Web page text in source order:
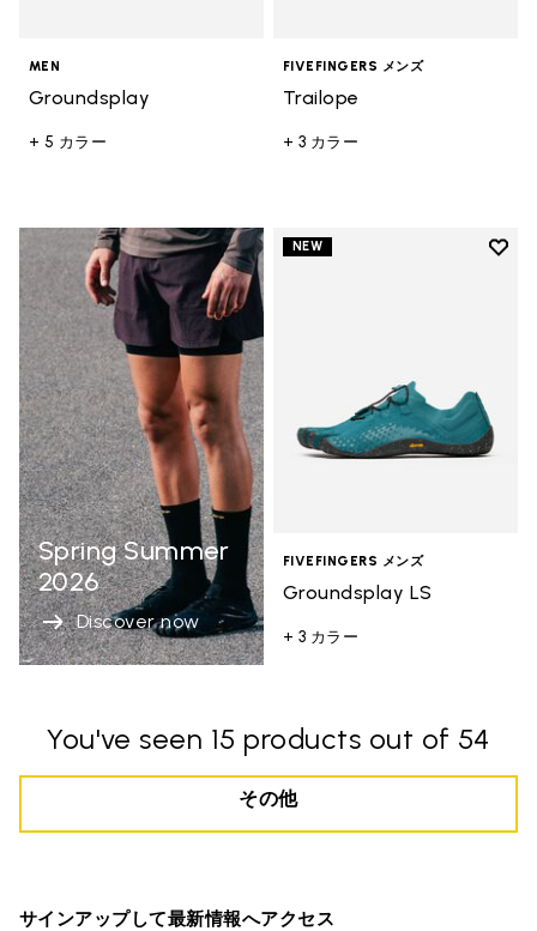
MEN
Groundsplay
+ 5 カラー
FIVEFINGERS メンズ
Trailope
+ 3 カラー
Spring Summer
2026
Discover now
NEW
Add
FIVEFINGERS メンズ
Groundsplay LS
+ 3 カラー
You've seen 15 products out of 54
その他
サインアップして最新情報へアクセス